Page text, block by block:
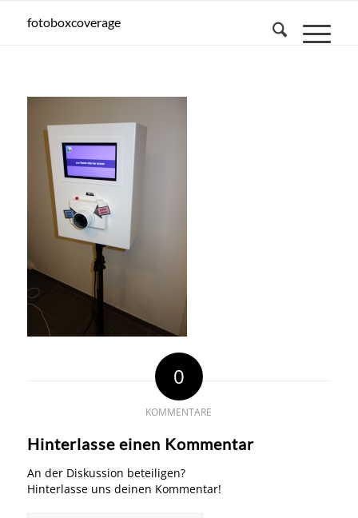
fotoboxcoverage
0
KOMMENTARE
Hinterlasse einen Kommentar
An der Diskussion beteiligen?
Hinterlasse uns deinen Kommentar!